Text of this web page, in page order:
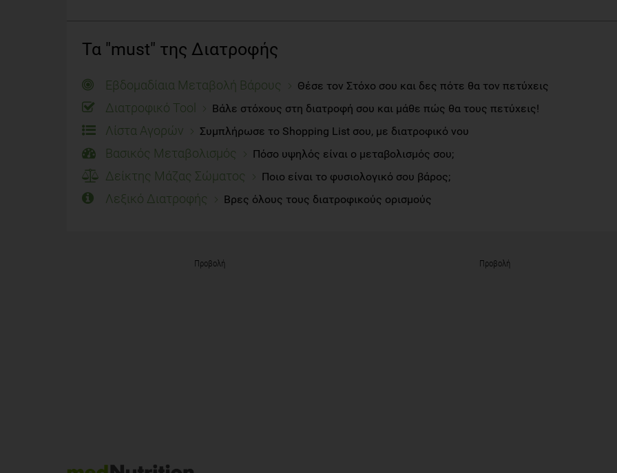
Τα "must" της Διατροφής
Εβδομαδίαια Μεταβολή Βάρους Θέσε τον Στόχο σου και δες πότε θα τον πετύχεις
Διατροφικό Tool Βάλε στόχους στη διατροφή σου και μάθε πώς θα τους πετύχεις!
Λίστα Αγορών Συμπλήρωσε το Shopping List σου, με διατροφικό νου
Βασικός Μεταβολισμός Πόσο υψηλός είναι ο μεταβολισμός σου;
Δείκτης Μάζας Σώματος Ποιο είναι το φυσιολογικό σου βάρος;
Λεξικό Διατροφής Βρες όλους τους διατροφικούς ορισμούς
Προβολή Προβολή